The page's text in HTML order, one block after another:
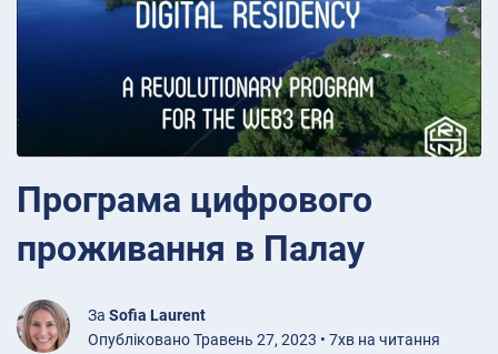
Програма цифрового
проживання в Палау
За Sofia Laurent
Опубліковано Травень 27, 2023 • 7хв на читання